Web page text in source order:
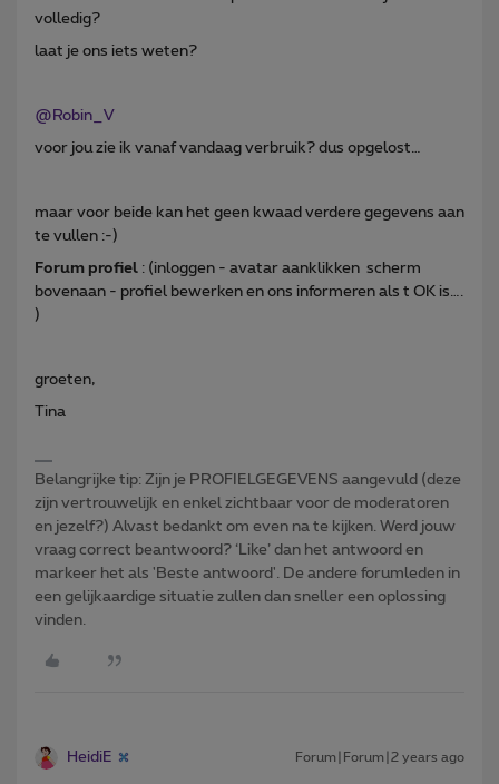
volledig?
laat je ons iets weten?
@Robin_V
voor jou zie ik vanaf vandaag verbruik? dus opgelost…
maar voor beide kan het geen kwaad verdere gegevens aan
te vullen :-)
Forum profiel : (inloggen - avatar aanklikken scherm
bovenaan - profiel bewerken en ons informeren als t OK is….
)
groeten,
Tina
Belangrijke tip: Zijn je PROFIELGEGEVENS aangevuld (deze
zijn vertrouwelijk en enkel zichtbaar voor de moderatoren
en jezelf?) Alvast bedankt om even na te kijken. Werd jouw
vraag correct beantwoord? ‘Like’ dan het antwoord en
markeer het als 'Beste antwoord'. De andere forumleden in
een gelijkaardige situatie zullen dan sneller een oplossing
vinden.
HeidiE Forum|Forum|2 years ago